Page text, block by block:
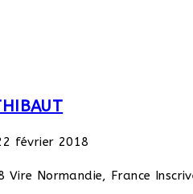
février 2018
Normandie, France